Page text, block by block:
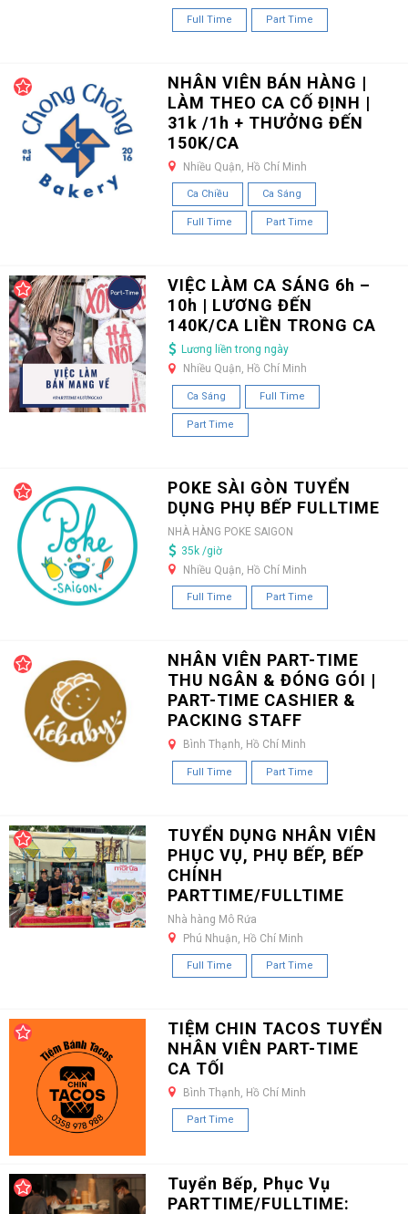
Full Time Part Time
NHÂN VIÊN BÁN HÀNG |
LÀM THEO CA CỐ ĐỊNH |
31k /1h + THƯỞNG ĐẾN
150K/CA
Nhiều Quận, Hồ Chí Minh
Ca Chiều Ca Sáng
Full Time Part Time
VIỆC LÀM CA SÁNG 6h –
10h | LƯƠNG ĐẾN
140K/CA LIỀN TRONG CA
Lương liền trong ngày
Nhiều Quận, Hồ Chí Minh
Ca Sáng Full Time
Part Time
POKE SÀI GÒN TUYỂN
DỤNG PHỤ BẾP FULLTIME
NHÀ HÀNG POKE SAIGON
35k /giờ
Nhiều Quận, Hồ Chí Minh
Full Time Part Time
NHÂN VIÊN PART-TIME
THU NGÂN & ĐÓNG GÓI |
PART-TIME CASHIER &
PACKING STAFF
Bình Thạnh, Hồ Chí Minh
Full Time Part Time
TUYỂN DỤNG NHÂN VIÊN
PHỤC VỤ, PHỤ BẾP, BẾP
CHÍNH
PARTTIME/FULLTIME
Nhà hàng Mô Rứa
Phú Nhuận, Hồ Chí Minh
Full Time Part Time
TIỆM CHIN TACOS TUYỂN
NHÂN VIÊN PART-TIME
CA TỐI
Bình Thạnh, Hồ Chí Minh
Part Time
Tuyển Bếp, Phục Vụ
PARTTIME/FULLTIME: